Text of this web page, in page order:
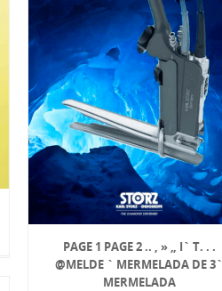
PAGE 1 PAGE 2 .. , » „ I` T. . .
@MELDE ` MERMELADA DE 3`
MERMELADA